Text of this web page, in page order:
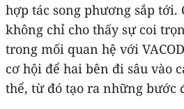
hợp tác song phương sắp tới.
không chỉ cho thấy sự coi
trong mối quan hệ với
cơ hội để hai bên đi sâu vào
thể, từ đó tạo ra những bước